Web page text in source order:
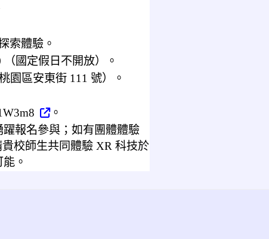
索體驗。
國定假日不開放）。
園區安東街 111 號）。
。
報名參與；如有團體體驗
校師生共同體驗 XR 科技於
。